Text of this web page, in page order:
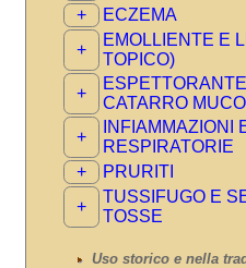
+
ECZEMA
+
EMOLLIENTE E
TOPICO)
+
CATARRO
+
INFIAMMAZIONI
RESPIRATORIE
+
PRURITI
+
TUSSIFUGO E
TOSSE
Uso storico e nella